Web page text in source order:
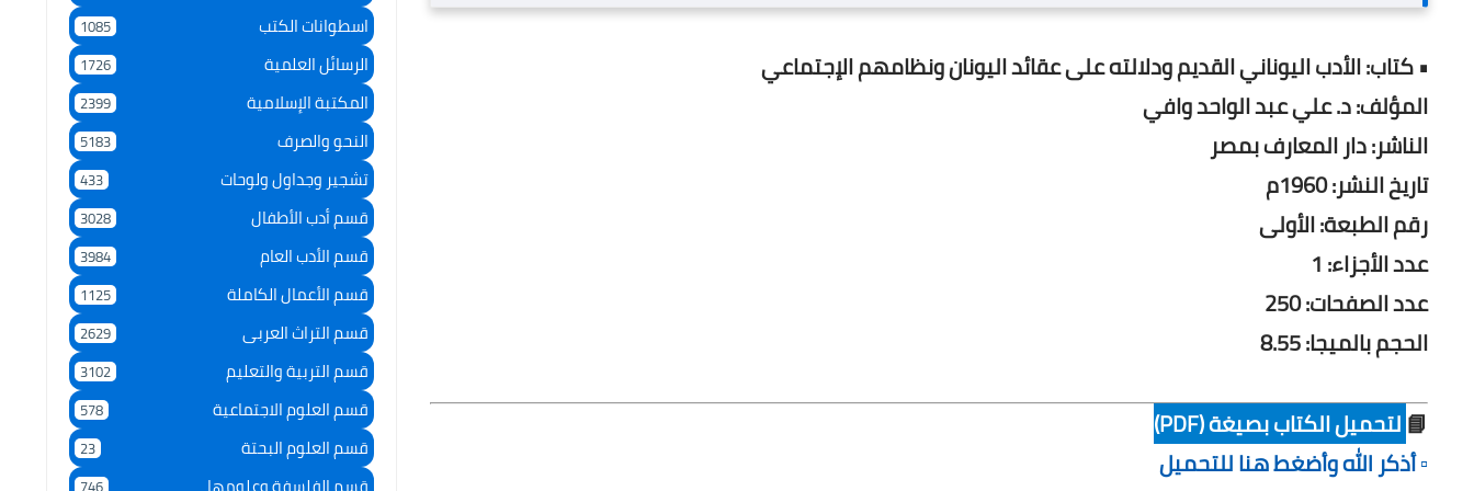
• كتاب: الأدب اليوناني القديم ودلالته على عقائد اليونان ونظامهم الإجتماعي
المؤلف: د. علي عبد الواحد وافي
الناشر: دار المعارف بمصر
تاريخ النشر: 1960م
رقم الطبعة: الأولى
عدد الأجزاء: 1
عدد الصفحات: 250
الحجم بالميجا: 8.55
📘لتحميل الكتاب بصيغة (PDF)
▫️ أذكر الله وأضغط هنا للتحميل
اسطوانات الكتب 1085
الرسائل العلمية 1726
المكتبة الإسلامية 2399
النحو والصرف 5183
تشجير وجداول ولوحات 433
قسم أدب الأطفال 3028
قسم الأدب العام 3984
قسم الأعمال الكاملة 1125
قسم التراث العربى 2629
قسم التربية والتعليم 3102
قسم العلوم الاجتماعية 578
قسم العلوم البحتة 23